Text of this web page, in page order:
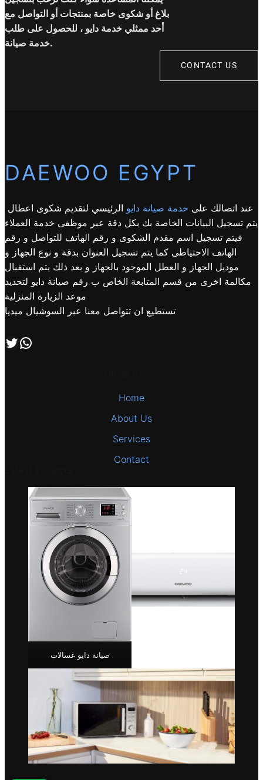
بلاغ أو شكوى خاصة بمنتجات أو التواصل مع
أحد ممثلي خدمة دايو ، للحصول على طلب
خدمة صيانة.
CONTACT US
DAEWOO EGYPT
عند اتصالك على خدمة صيانة دايو الرئيسي لتقديم شكوى اعطال
يتم تسجيل البيانات الخاصة بك بكل دقة عبر موظفى خدمة العملاء
فيتم تسجيل اسم مقدم الشكوى و رقم الهاتف للتواصل و رقم
الهاتف الاحتياطى كما يتم تسجيل العنوان بدقة و نوع الجهاز و
موديل الجهاز و العطل الموجود بالجهاز و بعد ذلك يتم استقبال
مكالمة اخرى من قسم المتابعة الخاص ب رقم صيانة دايو لتحديد
موعد الزيارة المنزلية
تستطيع ان تتواصل معنا عبر السوشيال ميديا
تابعنا علي صفحة التويتر اتصل بنا علي طريق الوتساب
Home
About Us
Services
Contact
صيانة دايو غسالات